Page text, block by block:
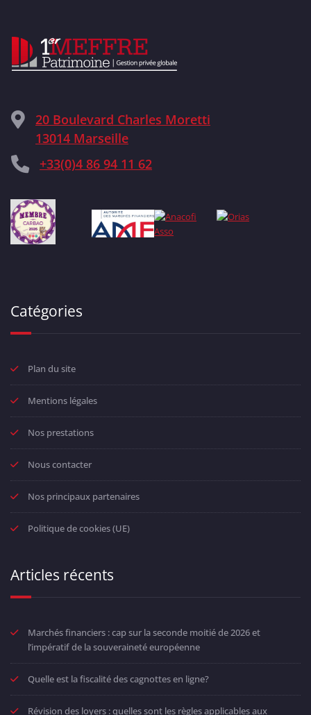
20 Boulevard Charles Moretti
13014 Marseille
+33(0)4 86 94 11 62
Catégories
Plan du site
Mentions légales
Nos prestations
Nous contacter
Nos principaux partenaires
Politique de cookies (UE)
Articles récents
Marchés financiers : cap sur la seconde moitié de 2026 et
l’impératif de la souveraineté européenne
Quelle est la fiscalité des cagnottes en ligne?
Révision des loyers : quelles sont les règles applicables aux